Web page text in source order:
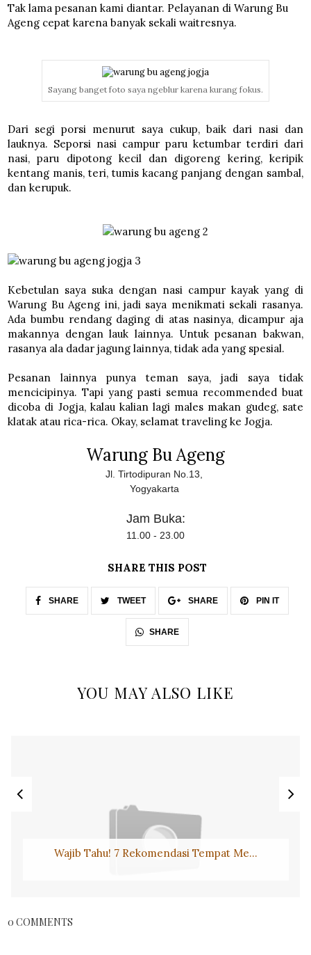
Tak lama pesanan kami diantar. Pelayanan di Warung Bu
Ageng cepat karena banyak sekali waitresnya.
Sayang banget foto saya ngeblur karena kurang fokus.
Dari segi porsi menurut saya cukup, baik dari nasi dan
lauknya. Seporsi nasi campur paru ketumbar terdiri dari
nasi, paru dipotong kecil dan digoreng kering, keripik
kentang manis, teri, tumis kacang panjang dengan sambal,
dan kerupuk.
Kebetulan saya suka dengan nasi campur kayak yang di
Warung Bu Ageng ini, jadi saya menikmati sekali rasanya.
Ada bumbu rendang daging di atas nasinya, dicampur aja
makannya dengan lauk lainnya. Untuk pesanan bakwan,
rasanya ala dadar jagung lainnya, tidak ada yang spesial.
Pesanan lainnya punya teman saya, jadi saya tidak
mencicipinya. Tapi yang pasti semua recommended buat
dicoba di Jogja, kalau kalian lagi males makan gudeg, sate
klatak atau rica-rica. Okay, selamat traveling ke Jogja.
Warung Bu Ageng
Jl. Tirtodipuran No.13,
Yogyakarta
Jam Buka:
11.00 - 23.00
SHARE THIS POST
SHARE TWEET SHARE PIN IT
SHARE
YOU MAY ALSO LIKE
Wajib Tahu! 7 Rekomendasi Tempat Me...
0 COMMENTS